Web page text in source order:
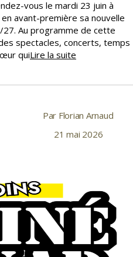
vous le mardi 23 juin à
avant-première sa nouvelle
Au programme de cette
spectacles, concerts, temps
quiLire la suite
nouvelle
artistique
Auteur
l’article
Par Florian Arnaud
Date21 mai 2026